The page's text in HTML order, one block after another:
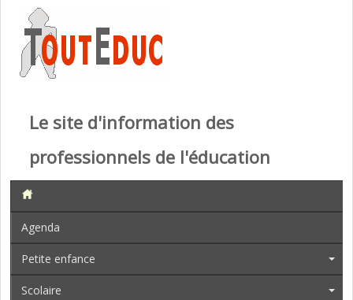
Le site d'information des
professionnels de l'éducation
Agenda
Petite enfance
Scolaire